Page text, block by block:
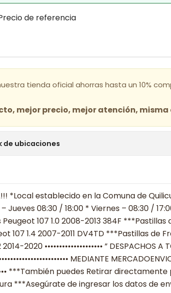
de referencia
tienda oficial ahorras hasta un 10%
mejor precio, mejor atención,
de ubicaciones
*Local establecido en la Comuna de
Jueves 08:30 / 18:00 * Viernes – 08:30 /
107 1.0 2008-2013 384F ***Pastillas
107 1.4 2007-2011 DV4TD ***Pastillas de
2020 •••••••••••••••••••• ” DESPACHOS A
•••••••••••••••••••••••• MEDIANTE
***También puedes Retirar
***Asegúrate de ingresar los datos de